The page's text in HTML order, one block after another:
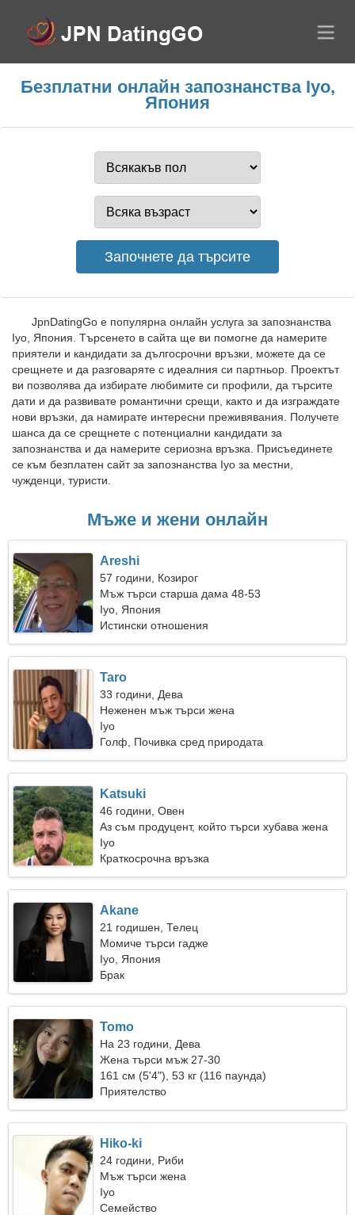
Безплатни онлайн запознанства Iyo,
Япония
JpnDatingGo е популярна онлайн услуга за запознанства
Iyo, Япония. Търсенето в сайта ще ви помогне да намерите
приятели и кандидати за дългосрочни връзки, можете да се
срещнете и да разговаряте с идеалния си партньор. Проектът
ви позволява да избирате любимите си профили, да търсите
дати и да развивате романтични срещи, както и да изграждате
нови връзки, да намирате интересни преживявания. Получете
шанса да се срещнете с потенциални кандидати за
запознанства и да намерите сериозна връзка. Присъединете
се към безплатен сайт за запознанства Iyo за местни,
чужденци, туристи.
Мъже и жени онлайн
Areshi
57 години, Козирог
Мъж търси старша дама 48-53
Iyo, Япония
Истински отношения
Taro
33 години, Дева
Неженен мъж търси жена
Iyo
Голф, Почивка сред природата
Katsuki
46 години, Овен
Аз съм продуцент, който търси хубава жена
Iyo
Краткосрочна връзка
Akane
21 годишен, Телец
Момиче търси гадже
Iyo, Япония
Брак
Tomo
На 23 години, Дева
Жена търси мъж 27-30
161 см (5'4"), 53 кг (116 паунда)
Приятелство
Hiko-ki
24 години, Риби
Мъж търси жена
Iyo
Семейство